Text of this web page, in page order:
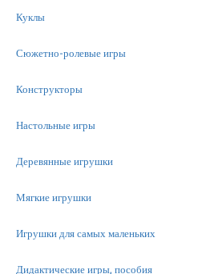
Куклы
Сюжетно-ролевые игры
Конструкторы
Настольные игры
Деревянные игрушки
Мягкие игрушки
Игрушки для самых маленьких
Дидактические игры, пособия